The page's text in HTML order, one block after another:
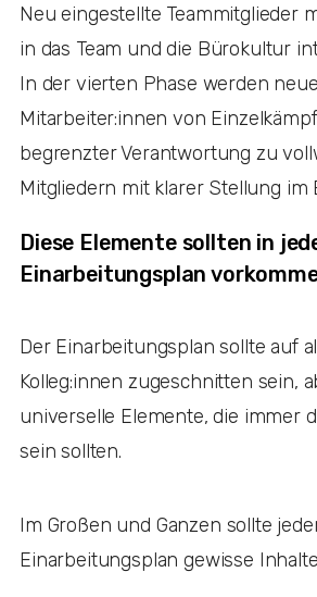
Neu eingestellte Teammitglieder
in das Team und die Bürokultur
In der vierten Phase werden neue
Mitarbeiter:innen von
begrenzter Verantwortung zu
Mitgliedern mit klarer Stellung im
Diese Elemente sollten in
Einarbeitungsplan
Der Einarbeitungsplan sollte auf
Kolleg:innen zugeschnitten sein,
universelle Elemente, die immer
sein sollten.
Im Großen und Ganzen sollte
Einarbeitungsplan gewisse